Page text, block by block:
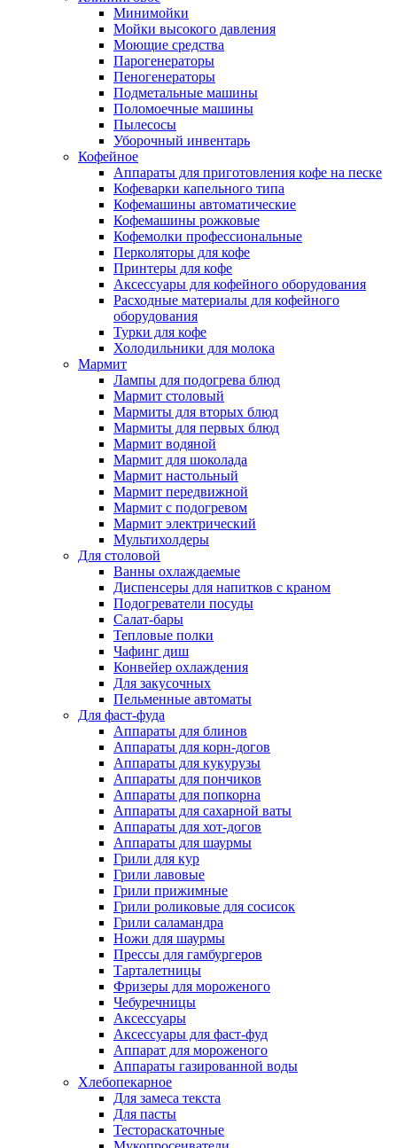
Минимойки
Мойки высокого давления
Моющие средства
Парогенераторы
Пеногенераторы
Подметальные машины
Поломоечные машины
Пылесосы
Уборочный инвентарь
Кофейное
Аппараты для приготовления кофе на песке
Кофеварки капельного типа
Кофемашины автоматические
Кофемашины рожковые
Кофемолки профессиональные
Перколяторы для кофе
Принтеры для кофе
Аксессуары для кофейного оборудования
Расходные материалы для кофейного
оборудования
Турки для кофе
Холодильники для молока
Мармит
Лампы для подогрева блюд
Мармит столовый
Мармиты для вторых блюд
Мармиты для первых блюд
Мармит водяной
Мармит для шоколада
Мармит настольный
Мармит передвижной
Мармит с подогревом
Мармит электрический
Мультихолдеры
Для столовой
Ванны охлаждаемые
Диспенсеры для напитков с краном
Подогреватели посуды
Салат-бары
Тепловые полки
Чафинг диш
Конвейер охлаждения
Для закусочных
Пельменные автоматы
Для фаст-фуда
Аппараты для блинов
Аппараты для корн-догов
Аппараты для кукурузы
Аппараты для пончиков
Аппараты для попкорна
Аппараты для сахарной ваты
Аппараты для хот-догов
Аппараты для шаурмы
Грили для кур
Грили лавовые
Грили прижимные
Грили роликовые для сосисок
Грили саламандра
Ножи для шаурмы
Прессы для гамбургеров
Тарталетницы
Фризеры для мороженого
Чебуречницы
Аксессуары
Аксессуары для фаст-фуд
Аппарат для мороженого
Аппараты газированной воды
Хлебопекарное
Для замеса текста
Для пасты
Тестораскаточные